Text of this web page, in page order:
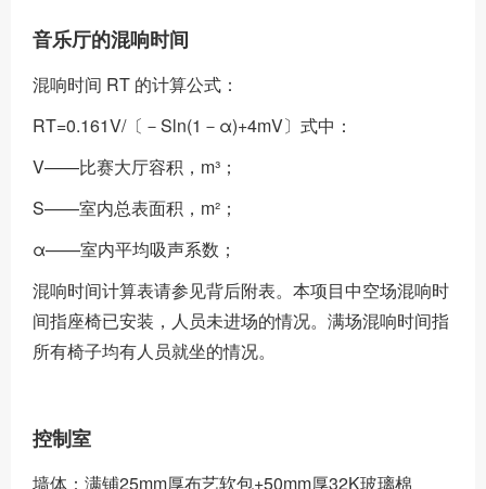
音乐厅的混响时间
混响时间 RT 的计算公式：
RT=0.161V/〔－Sln(1－α)+4mV〕式中：
V——比赛大厅容积，m³；
S——室内总表面积，m²；
α——室内平均吸声系数；
混响时间计算表请参见背后附表。本项目中空场混响时
间指座椅已安装，人员未进场的情况。满场混响时间指
所有椅子均有人员就坐的情况。
控制室
墙体：满铺25mm厚布艺软包+50mm厚32K玻璃棉